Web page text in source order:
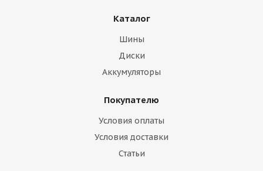
Каталог
Шины
Диски
Аккумуляторы
Покупателю
Условия оплаты
Условия доставки
Статьи